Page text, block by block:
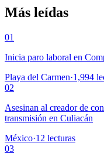
Más leídas
01
Inicia paro laboral en
Playa del Carmen·1,994
02
Asesinan al creador de
transmisión en Culiacán
México·12 lecturas
03